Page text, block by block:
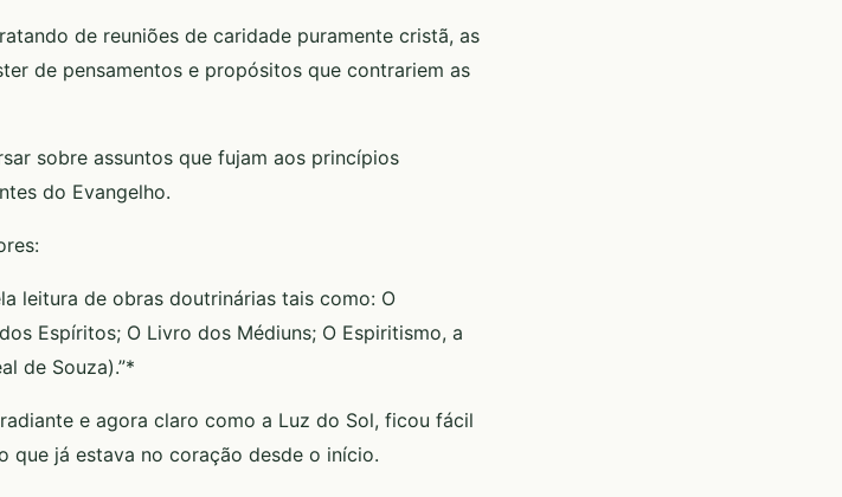
de reuniões de caridade puramente cristã, as
de pensamentos e propósitos que contrariem as
sobre assuntos que fujam aos princípios
do Evangelho.
leitura de obras doutrinárias tais como: O
Espíritos; O Livro dos Médiuns; O Espiritismo, a
de Souza).”*
e agora claro como a Luz do Sol, ficou fácil
que já estava no coração desde o início.